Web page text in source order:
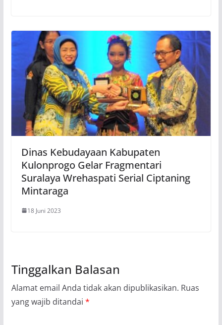
Dinas Kebudayaan Kabupaten
Kulonprogo Gelar Fragmentari
Suralaya Wrehaspati Serial Ciptaning
Mintaraga
18 Juni 2023
Tinggalkan Balasan
Alamat email Anda tidak akan dipublikasikan. Ruas
yang wajib ditandai *